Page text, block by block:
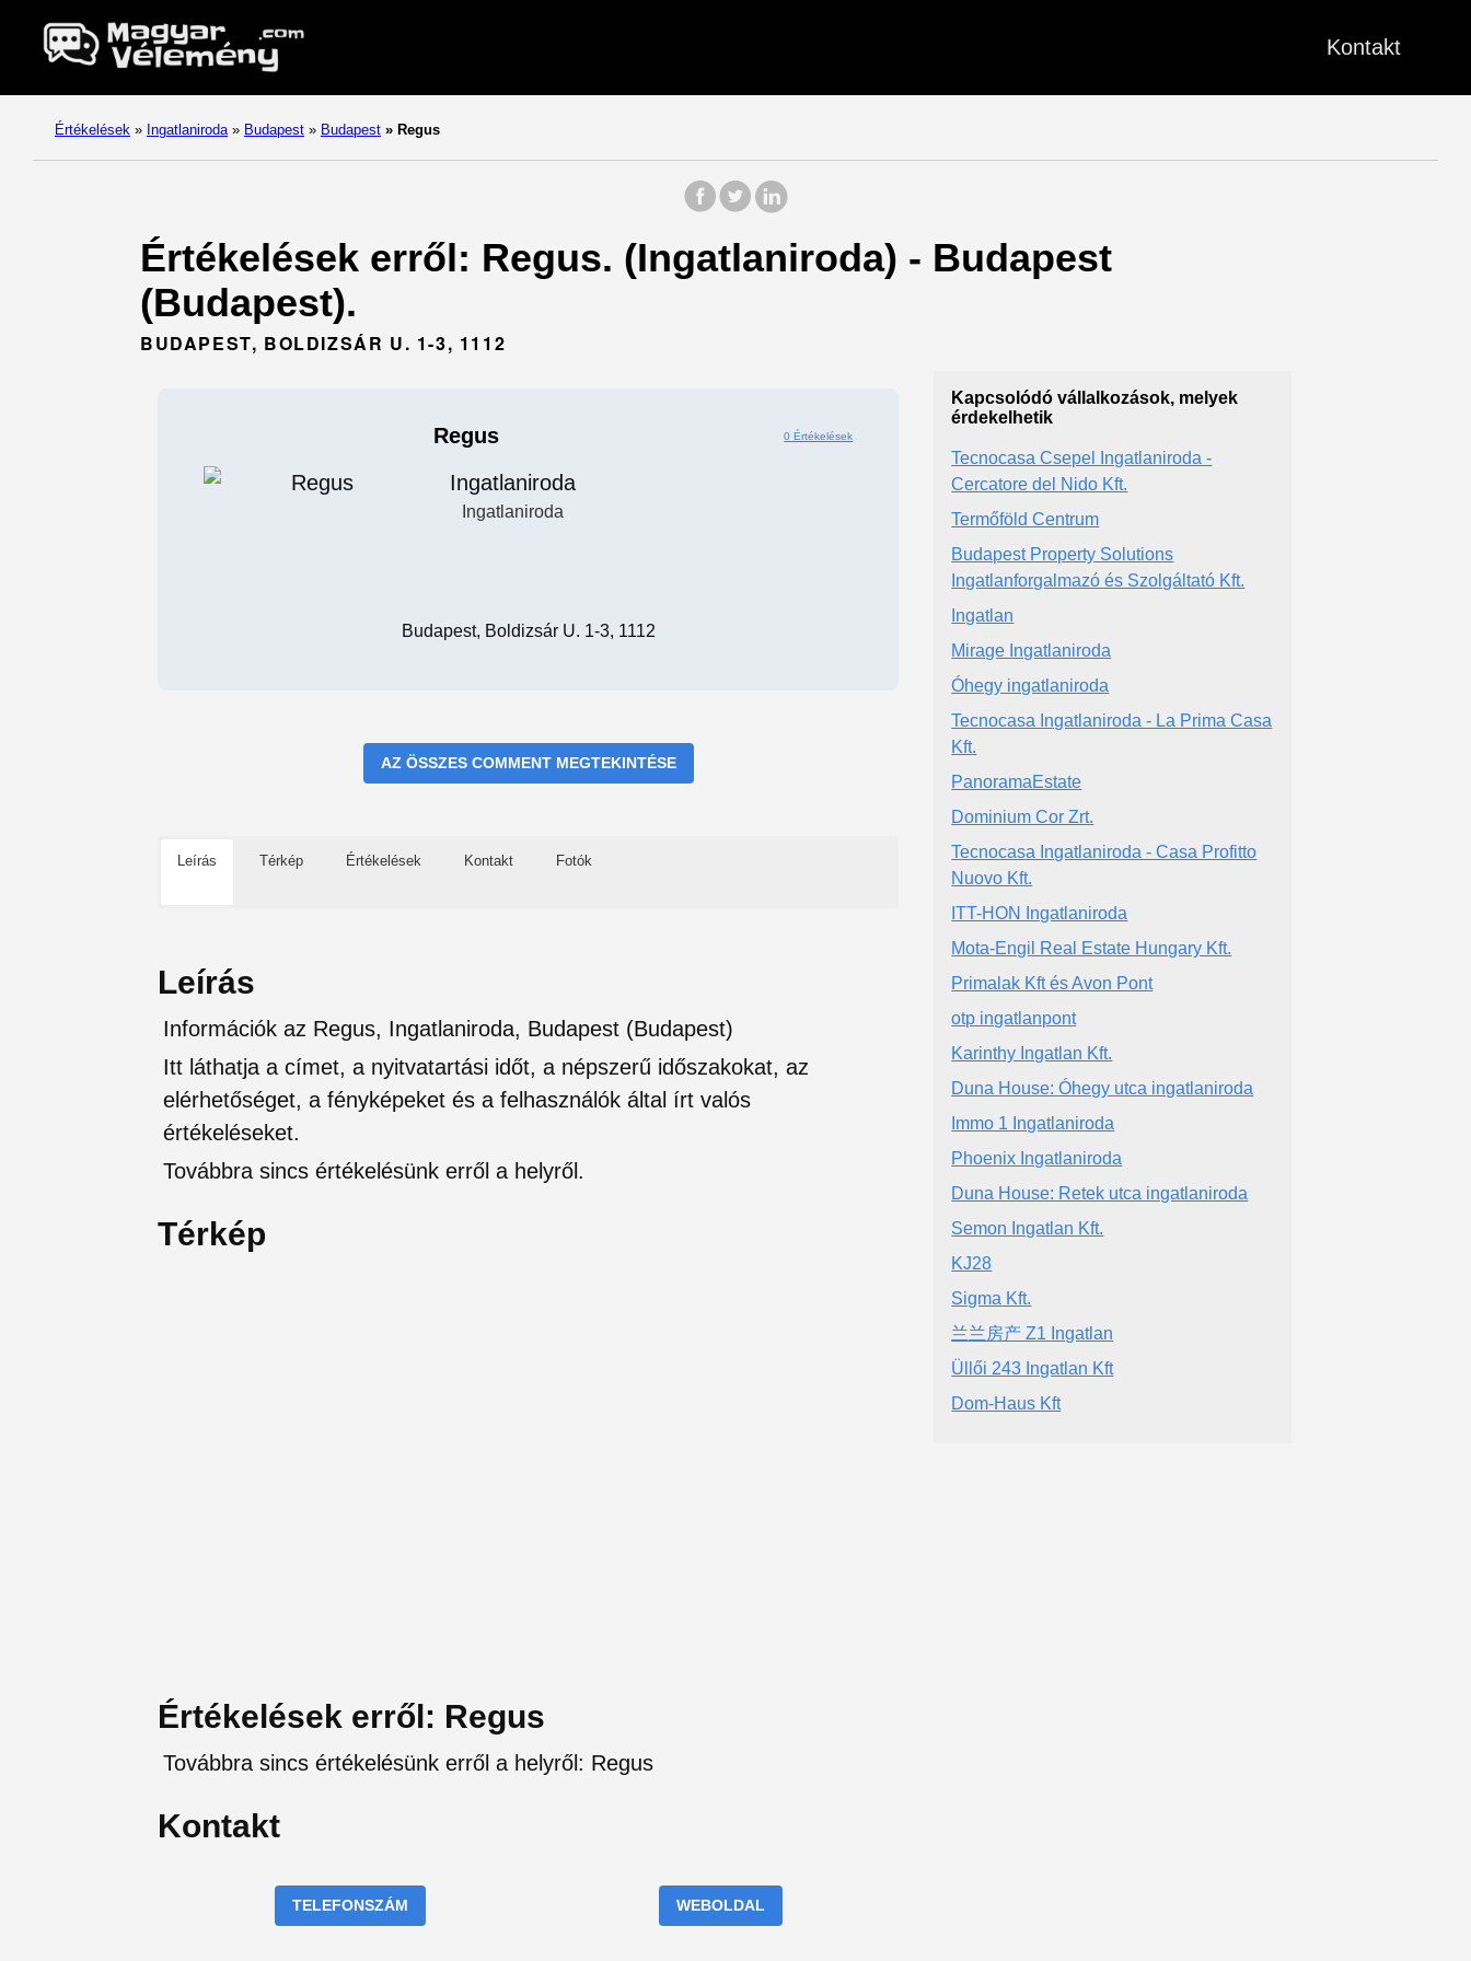
Kontakt
Értékelések » Ingatlaniroda » Budapest » Budapest » Regus
Értékelések erről: Regus. (Ingatlaniroda) - Budapest
(Budapest).
BUDAPEST, BOLDIZSÁR U. 1-3, 1112
Regus 0 Értékelések
Ingatlaniroda
Ingatlaniroda
Budapest, Boldizsár U. 1-3, 1112
AZ ÖSSZES COMMENT MEGTEKINTÉSE
Leírás Térkép Értékelések Kontakt Fotók
Leírás
Információk az Regus, Ingatlaniroda, Budapest (Budapest)
Itt láthatja a címet, a nyitvatartási időt, a népszerű időszakokat, az
elérhetőséget, a fényképeket és a felhasználók által írt valós
értékeléseket.
Továbbra sincs értékelésünk erről a helyről.
Térkép
Értékelések erről: Regus
Továbbra sincs értékelésünk erről a helyről: Regus
Kontakt
TELEFONSZÁM WEBOLDAL
Kapcsolódó vállalkozások, melyek
érdekelhetik
Tecnocasa Csepel Ingatlaniroda -
Cercatore del Nido Kft.
Termőföld Centrum
Budapest Property Solutions
Ingatlanforgalmazó és Szolgáltató Kft.
Ingatlan
Mirage Ingatlaniroda
Óhegy ingatlaniroda
Tecnocasa Ingatlaniroda - La Prima Casa
Kft.
PanoramaEstate
Dominium Cor Zrt.
Tecnocasa Ingatlaniroda - Casa Profitto
Nuovo Kft.
ITT-HON Ingatlaniroda
Mota-Engil Real Estate Hungary Kft.
Primalak Kft és Avon Pont
otp ingatlanpont
Karinthy Ingatlan Kft.
Duna House: Óhegy utca ingatlaniroda
Immo 1 Ingatlaniroda
Phoenix Ingatlaniroda
Duna House: Retek utca ingatlaniroda
Semon Ingatlan Kft.
KJ28
Sigma Kft.
兰兰房产 Z1 Ingatlan
Üllői 243 Ingatlan Kft
Dom-Haus Kft